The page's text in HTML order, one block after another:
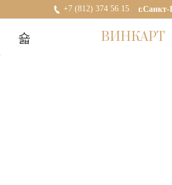
+7 (812) 374 56 15 г.Санкт-
ВИНКАРТ